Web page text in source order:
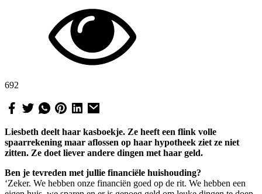
692
Liesbeth deelt haar kasboekje. Ze heeft een flink volle
spaarrekening maar aflossen op haar hypotheek ziet ze niet
zitten. Ze doet liever andere dingen met haar geld.
Ben je tevreden met jullie financiële huishouding?
‘Zeker. We hebben onze financiën goed op de rit. We hebben een